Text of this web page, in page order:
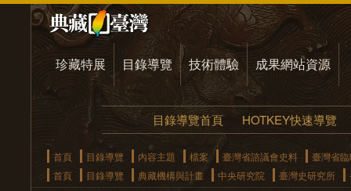
珍藏特展 目錄導覽 技術體驗 成果網站資源
目錄導覽首頁 HOTKEY快速導覽
首頁 目錄導覽 內容主題 檔案 臺灣省諮議會史料
臺灣省
首頁
目錄導覽 典藏機構與計畫 中央研究院 臺灣史研究所